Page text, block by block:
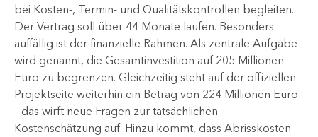
bei Kosten-, Termin- und Qualitätskontrollen begleiten.
Der Vertrag soll über 44 Monate laufen. Besonders
auffällig ist der finanzielle Rahmen. Als zentrale Aufgabe
wird genannt, die Gesamtinvestition auf 205 Millionen
Euro zu begrenzen. Gleichzeitig steht auf der offiziellen
Projektseite weiterhin ein Betrag von 224 Millionen Euro
– das wirft neue Fragen zur tatsächlichen
Kostenschätzung auf. Hinzu kommt, dass Abrisskosten